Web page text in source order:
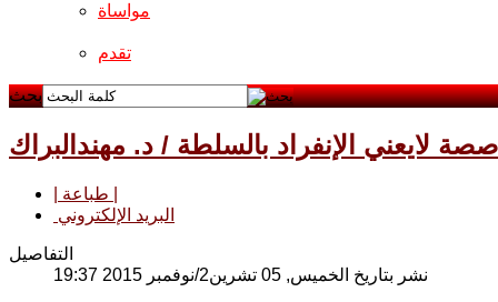
مواساة
تقدم
بحث
لايعني الإنفراد بالسلطة / د. مهندالبراك
البريد الإلكتروني
التفاصيل
نشر بتاريخ الخميس, 05 تشرين2/نوفمبر 2015 19:37